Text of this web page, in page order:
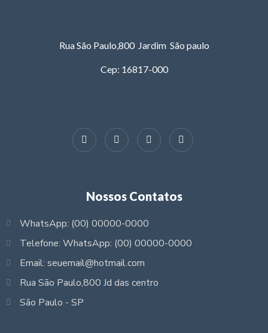
Rua São Paulo,800 Jardim São paulo
Cep: 16817-000
Nossos Contatos
WhatsApp: (00) 00000-0000
Telefone: WhatsApp: (00) 00000-0000
Email: seuemail@hotmail.com
Rua São Paulo,800 Jd das centro
São Paulo - SP